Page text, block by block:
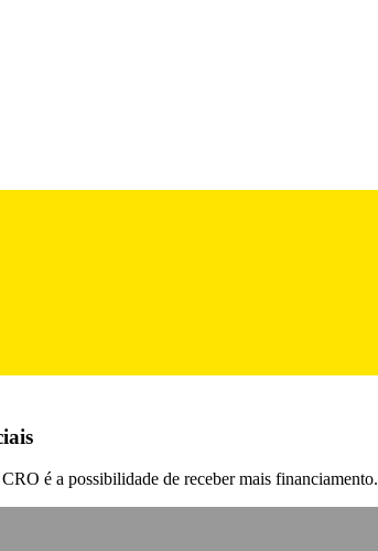
é a possibilidade de receber mais financiamento.